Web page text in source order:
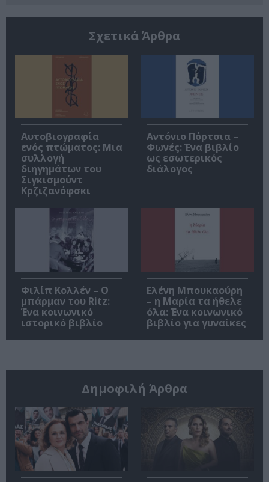
Σχετικά Άρθρα
Αυτοβιογραφία
ενός πτώματος: Μια
συλλογή
διηγημάτων του
Σιγκισμούντ
Κρζιζανόφσκι
Αντόνιο Πόρτσια –
Φωνές: Ένα βιβλίο
ως εσωτερικός
διάλογος
Φιλίπ Κολλέν – Ο
μπάρμαν του Ritz:
Ένα κοινωνικό
ιστορικό βιβλίο
Ελένη Μπουκαούρη
– η Μαρία τα ήθελε
όλα: Ένα κοινωνικό
βιβλίο για γυναίκες
Δημοφιλή Άρθρα